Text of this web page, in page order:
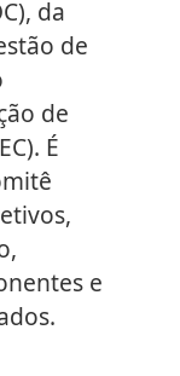
da
de
de
É
e